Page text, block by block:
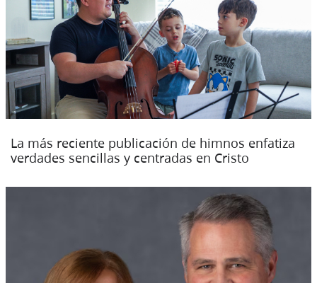
La más reciente publicación de himnos enfatiza
verdades sencillas y centradas en Cristo